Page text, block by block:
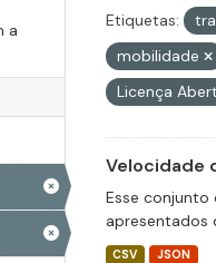
a
Etiquetas:
mobilidade
Licença
Velocidade
Esse
apresentados
CSV JSON